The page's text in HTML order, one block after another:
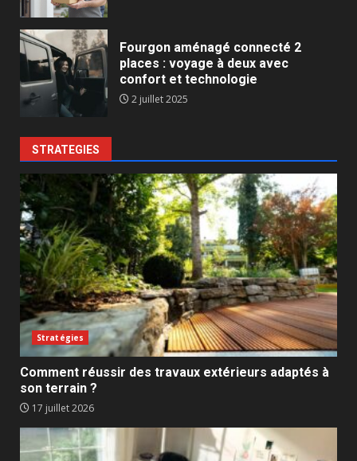
Fourgon aménagé connecté 2
places : voyage à deux avec
confort et technologie
2 juillet 2025
STRATEGIES
Stratégies
Comment réussir des travaux extérieurs adaptés à
son terrain ?
17 juillet 2026